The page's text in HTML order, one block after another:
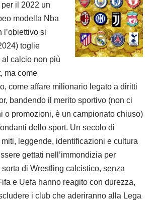
il 2022 un
modella Nba
l’obiettivo si
toglie
calcio non più
ma come
come affare milionario legato a diritti
bandendo il merito sportivo (non ci
o promozioni, è un campionato chiuso)
dello sport. Un secolo di
leggende, identificazioni e cultura
gettati nell’immondizia per
di Wrestling calcistico, senza
e Uefa hanno reagito con durezza,
i club che aderiranno alla Lega